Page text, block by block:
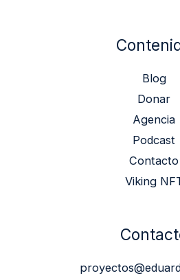
Blog
Donar
Agencia
Podcast
Contacto
Viking